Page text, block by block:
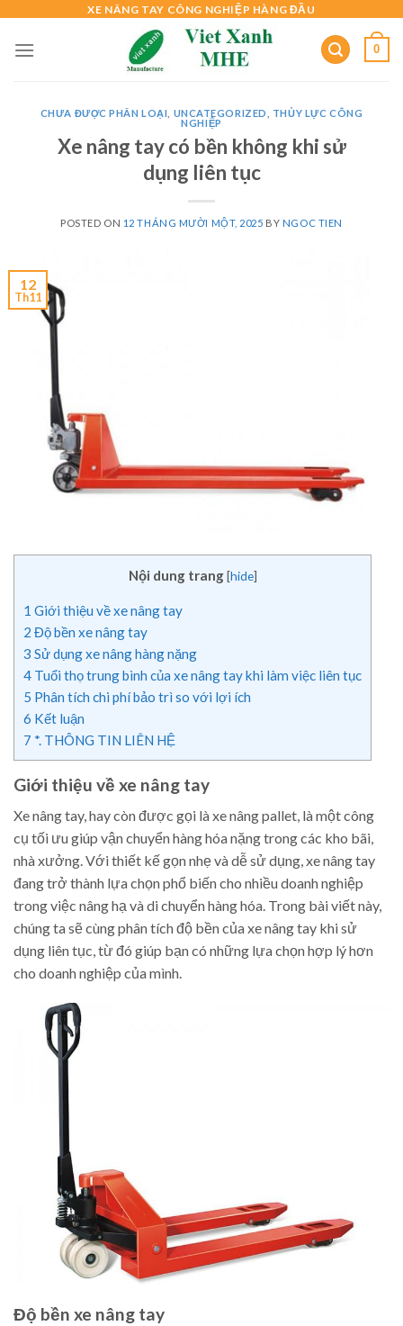
content
XE NÂNG TAY CÔNG NGHIỆP HÀNG ĐẦU
0
CHƯA ĐƯỢC PHÂN LOẠI UNCATEGORIZED
THỦY LỰC CÔNG
NGHIỆP
Xe nâng tay có bền không khi sử
dụng liên tục
POSTED ON 12 THÁNG MƯỜI MỘT, 2025 BY NGOC TIEN
12
Th11
Nội dung trang [hide]
1 Giới thiệu về xe nâng tay
2 Độ bền xe nâng tay
3 Sử dụng xe nâng hàng nặng
4 Tuổi thọ trung bình của xe nâng tay khi làm việc liên tục
5 Phân tích chi phí bảo trì so với lợi ích
6 Kết luận
7 *. THÔNG TIN LIÊN HỆ
Giới thiệu về xe nâng tay
Xe nâng tay, hay còn được gọi là xe nâng pallet, là một công
cụ tối ưu giúp vận chuyển hàng hóa nặng trong các kho bãi,
nhà xưởng. Với thiết kế gọn nhẹ và dễ sử dụng, xe nâng tay
đang trở thành lựa chọn phổ biến cho nhiều doanh nghiệp
trong việc nâng hạ và di chuyển hàng hóa. Trong bài viết này,
chúng ta sẽ cùng phân tích độ bền của xe nâng tay khi sử
dụng liên tục, từ đó giúp bạn có những lựa chọn hợp lý hơn
cho doanh nghiệp của mình.
Độ bền xe nâng tay